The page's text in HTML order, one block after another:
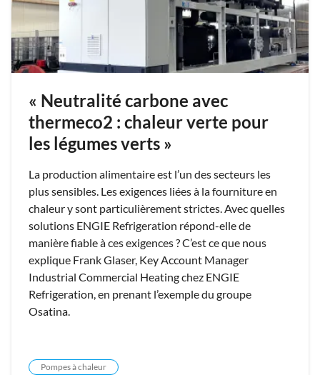
« Neutralité carbone avec
thermeco2 : chaleur verte pour
les légumes verts »
La production alimentaire est l’un des secteurs les
plus sensibles. Les exigences liées à la fourniture en
chaleur y sont particulièrement strictes. Avec quelles
solutions ENGIE Refrigeration répond-elle de
manière fiable à ces exigences ? C’est ce que nous
explique Frank Glaser, Key Account Manager
Industrial Commercial Heating chez ENGIE
Refrigeration, en prenant l’exemple du groupe
Osatina.
Pompes à chaleur